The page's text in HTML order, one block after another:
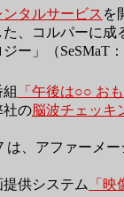
タルサービス を
、コルパーに成
ー」（SeSMaT
「午後は○○ お
社の脳波チェッキ
、アファーメ
供システム
「